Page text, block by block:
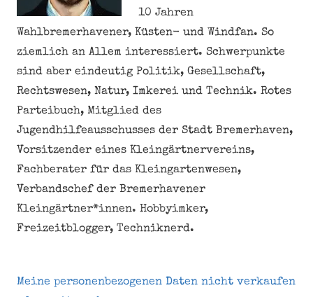
10 Jahren
Wahlbremerhavener, Küsten- und Windfan. So
ziemlich an Allem interessiert. Schwerpunkte
sind aber eindeutig Politik, Gesellschaft,
Rechtswesen, Natur, Imkerei und Technik. Rotes
Parteibuch, Mitglied des
Jugendhilfeausschusses der Stadt Bremerhaven,
Vorsitzender eines Kleingärtnervereins,
Fachberater für das Kleingartenwesen,
Verbandschef der Bremerhavener
Kleingärtner*innen. Hobbyimker,
Freizeitblogger, Techniknerd.
Meine personenbezogenen Daten nicht verkaufen